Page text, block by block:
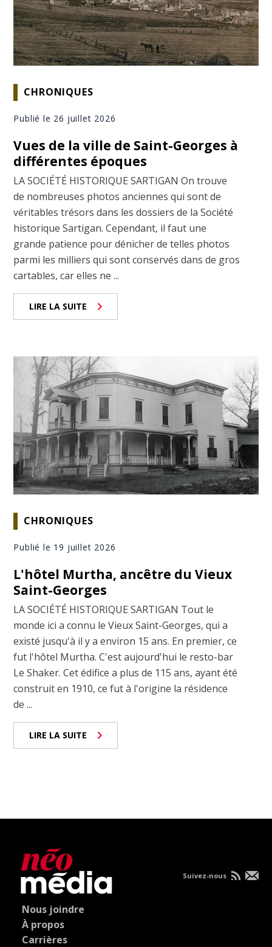
CHRONIQUES
Publié le 26 juillet 2026
Vues de la ville de Saint-Georges à
différentes époques
LA SOCIÉTÉ HISTORIQUE SARTIGAN On trouve
de nombreuses photos anciennes qui sont de
véritables trésors dans les dossiers de la Société
historique Sartigan. Cependant, il faut une
grande patience pour dénicher de telles photos
parmi les milliers qui sont conservés dans de gros
cartables, car elles ne ...
LIRE LA SUITE
CHRONIQUES
Publié le 19 juillet 2026
L'hôtel Murtha, ancêtre du Vieux
Saint-Georges
LA SOCIÉTÉ HISTORIQUE SARTIGAN Tout le
monde ici a connu le Vieux Saint-Georges, qui a
existé jusqu'à il y a environ 15 ans. En premier, ce
fut l'hôtel Murtha. C'est aujourd'hui le resto-bar
Le Shaker. Cet édifice a plus de 115 ans, ayant été
construit en 1910, ce fut à l'origine la résidence
de ...
LIRE LA SUITE
Nous joindre
À propos
Carrières
Suivez-nous